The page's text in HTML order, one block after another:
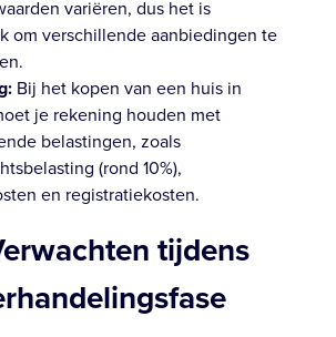
variëren, dus het is
om verschillende aanbiedingen te
Bij het kopen van een huis in
je rekening houden met
belastingen, zoals
(rond 10%),
en registratiekosten.
tijdens